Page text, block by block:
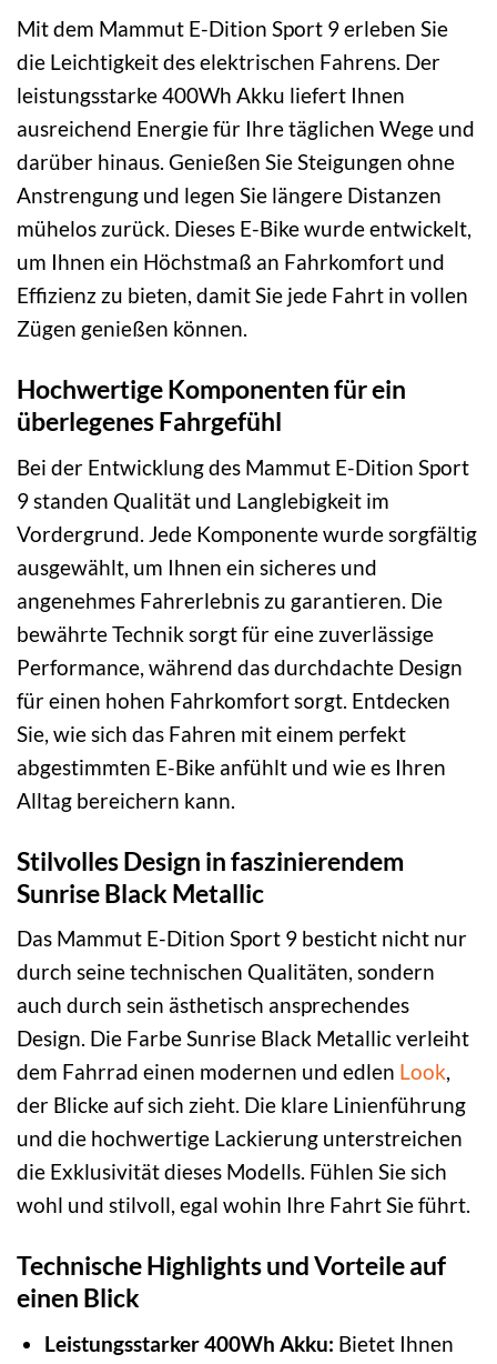
Mit dem Mammut E-Dition Sport 9 erleben Sie
die Leichtigkeit des elektrischen Fahrens. Der
leistungsstarke 400Wh Akku liefert Ihnen
ausreichend Energie für Ihre täglichen Wege und
darüber hinaus. Genießen Sie Steigungen ohne
Anstrengung und legen Sie längere Distanzen
mühelos zurück. Dieses E-Bike wurde entwickelt,
um Ihnen ein Höchstmaß an Fahrkomfort und
Effizienz zu bieten, damit Sie jede Fahrt in vollen
Zügen genießen können.
Hochwertige Komponenten für ein
überlegenes Fahrgefühl
Bei der Entwicklung des Mammut E-Dition Sport
9 standen Qualität und Langlebigkeit im
Vordergrund. Jede Komponente wurde sorgfältig
ausgewählt, um Ihnen ein sicheres und
angenehmes Fahrerlebnis zu garantieren. Die
bewährte Technik sorgt für eine zuverlässige
Performance, während das durchdachte Design
für einen hohen Fahrkomfort sorgt. Entdecken
Sie, wie sich das Fahren mit einem perfekt
abgestimmten E-Bike anfühlt und wie es Ihren
Alltag bereichern kann.
Stilvolles Design in faszinierendem
Sunrise Black Metallic
Das Mammut E-Dition Sport 9 besticht nicht nur
durch seine technischen Qualitäten, sondern
auch durch sein ästhetisch ansprechendes
Design. Die Farbe Sunrise Black Metallic verleiht
dem Fahrrad einen modernen und edlen Look,
der Blicke auf sich zieht. Die klare Linienführung
und die hochwertige Lackierung unterstreichen
die Exklusivität dieses Modells. Fühlen Sie sich
wohl und stilvoll, egal wohin Ihre Fahrt Sie führt.
Technische Highlights und Vorteile auf
einen Blick
Leistungsstarker 400Wh Akku: Bietet Ihnen